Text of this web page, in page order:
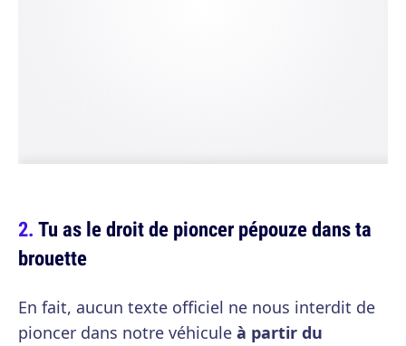
Tu as le droit de pioncer pépouze dans ta
brouette
En fait, aucun texte officiel ne nous interdit de
pioncer dans notre véhicule à partir du